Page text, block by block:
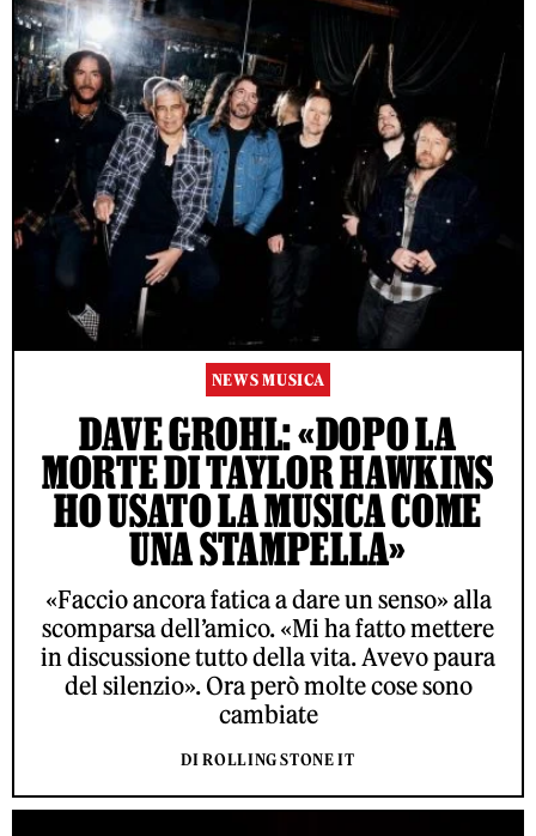
NEWS MUSICA
DAVE GROHL: «DOPO LA
MORTE DI TAYLOR HAWKINS
HO USATO LA MUSICA COME
UNA STAMPELLA»
«Faccio ancora fatica a dare un senso» alla
scomparsa dell’amico. «Mi ha fatto mettere
in discussione tutto della vita. Avevo paura
del silenzio». Ora però molte cose sono
cambiate
DI ROLLING STONE IT